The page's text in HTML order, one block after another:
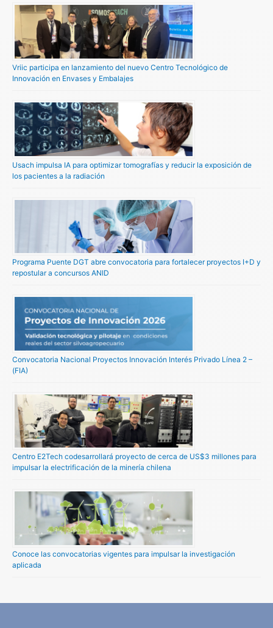
Vriic participa en lanzamiento del nuevo Centro Tecnológico de
Innovación en Envases y Embalajes
Usach impulsa IA para optimizar tomografías y reducir la exposición de
los pacientes a la radiación
Programa Puente DGT abre convocatoria para fortalecer proyectos I+D y
repostular a concursos ANID
Convocatoria Nacional Proyectos Innovación Interés Privado Línea 2 –
(FIA)
Centro E2Tech codesarrollará proyecto de cerca de US$3 millones para
impulsar la electrificación de la minería chilena
Conoce las convocatorias vigentes para impulsar la investigación
aplicada